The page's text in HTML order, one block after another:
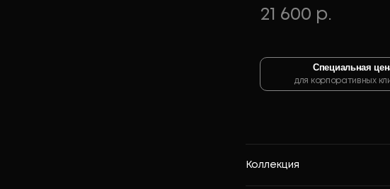
21 600 р.
Специальная
для корпоративных
Коллекция